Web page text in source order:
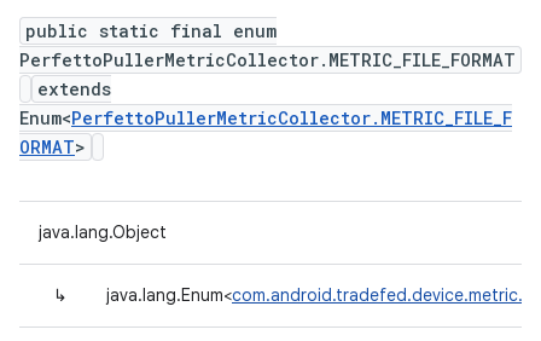
public static final enum
PerfettoPullerMetricCollector.METRIC_FILE_FORMAT
extends
Enum<PerfettoPullerMetricCollector.METRIC_FILE_F
ORMAT>
java.lang.Object
↳ java.lang.Enum<